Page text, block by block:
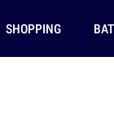
SHOPPING